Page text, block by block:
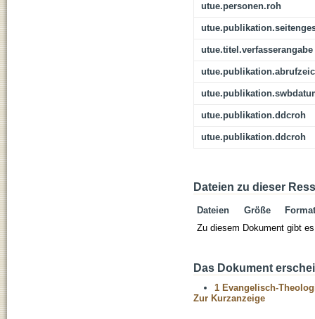
utue.personen.roh
utue.titel.verfasserangabe
utue.publikation.ddcroh
utue.publikation.ddcroh
Dateien zu dieser
Dateien Größe
Format
Zu diesem Dokument gibt
Das Dokument
1 Evangelisch-
Zur Kurzanzeige